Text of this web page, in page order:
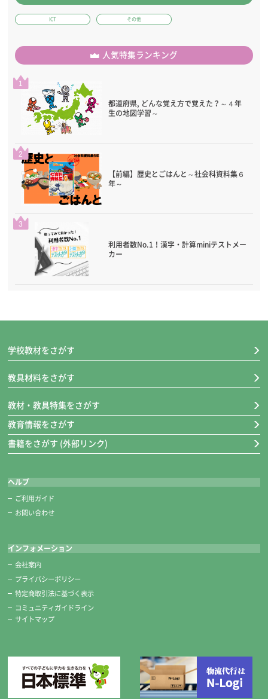
ICT その他
人気特集ランキング
1
都道府県, どんな覚え方で覚えた？～４年
生の地図学習～
2
【前編】歴史とごはんと～社会科資料集６
年～
3
利用者数No.1！漢字・計算miniテストメー
カー
学校教材をさがす
教具材料をさがす
教材・教具特集をさがす
教育情報をさがす
書籍をさがす (外部リンク)
ヘルプ
ご利用ガイド
お問い合わせ
インフォメーション
会社案内
プライバシーポリシー
特定商取引法に基づく表示
コミュニティガイドライン
サイトマップ